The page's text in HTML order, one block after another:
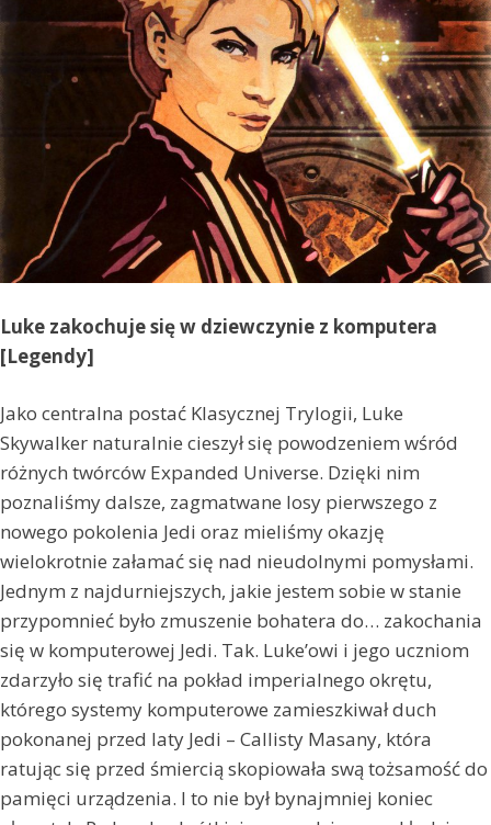
Luke zakochuje się w dziewczynie z komputera
[Legendy]
Jako centralna postać Klasycznej Trylogii, Luke
Skywalker naturalnie cieszył się powodzeniem wśród
różnych twórców Expanded Universe. Dzięki nim
poznaliśmy dalsze, zagmatwane losy pierwszego z
nowego pokolenia Jedi oraz mieliśmy okazję
wielokrotnie załamać się nad nieudolnymi pomysłami.
Jednym z najdurniejszych, jakie jestem sobie w stanie
przypomnieć było zmuszenie bohatera do… zakochania
się w komputerowej Jedi. Tak. Luke’owi i jego uczniom
zdarzyło się trafić na pokład imperialnego okrętu,
którego systemy komputerowe zamieszkiwał duch
pokonanej przed laty Jedi – Callisty Masany, która
ratując się przed śmiercią skopiowała swą tożsamość do
pamięci urządzenia. I to nie był bynajmniej koniec